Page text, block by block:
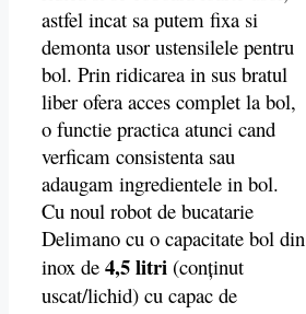
astfel incat sa putem fixa si
demonta usor ustensilele pentru
bol. Prin ridicarea in sus bratul
liber ofera acces complet la bol,
o functie practica atunci cand
verficam consistenta sau
adaugam ingredientele in bol.
Cu noul robot de bucatarie
Delimano cu o capacitate bol din
inox de 4,5 litri (conţinut
uscat/lichid) cu capac de